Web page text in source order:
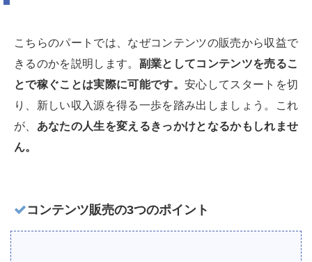
こちらのパートでは、なぜコンテンツの販売から収益で
きるのかを説明します。 副業としてコンテンツを売るこ
とで稼ぐことは実際に可能です。 安心してスタートを切
り、新しい収入源を得る一歩を踏み出しましょう。これ
が、 あなたの人生を変えるきっかけとなるかもしれませ
ん。
コンテンツ販売の3つのポイント